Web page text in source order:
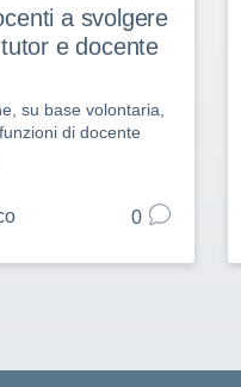
a svolgere
e docente
su base volontaria,
di docente
0